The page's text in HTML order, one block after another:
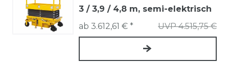
3 / 3,9 / 4,8 m, semi-elektrisch
UVP 4.515,75 €
ab 3.612,61 € *